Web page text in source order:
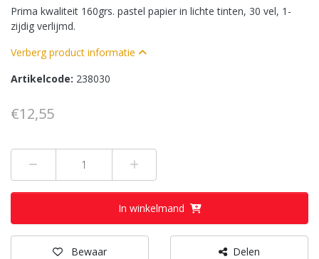
Prima kwaliteit 160grs. pastel papier in lichte tinten, 30 vel, 1-
zijdig verlijmd.
Verberg product informatie
Artikelcode: 238030
€12,55
In winkelmand
Bewaar Delen